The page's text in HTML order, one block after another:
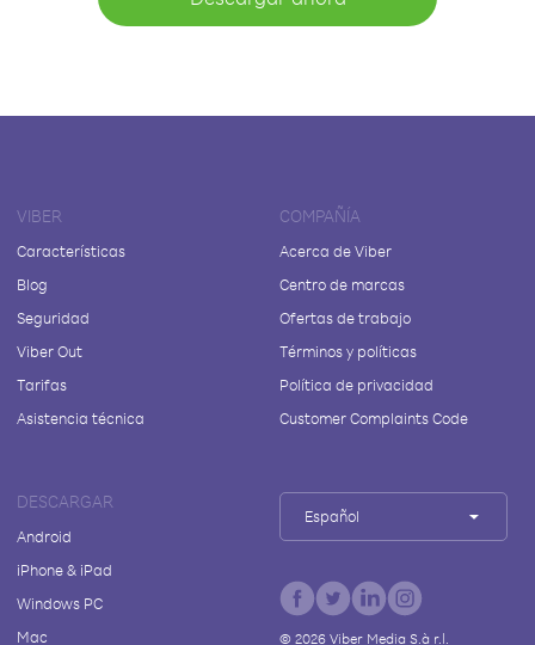
VIBER
Características
Blog
Seguridad
Viber Out
Tarifas
Asistencia técnica
COMPAÑÍA
Acerca de Viber
Centro de marcas
Ofertas de trabajo
Términos y políticas
Política de privacidad
Customer Complaints Code
DESCARGAR
Android
iPhone & iPad
Windows PC
Mac
Español
© 2026Viber Media S.à r.l.